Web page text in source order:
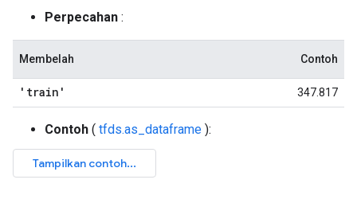
Perpecahan :
Membelah Contoh
'train' 347.817
Contoh ( tfds.as_dataframe ):